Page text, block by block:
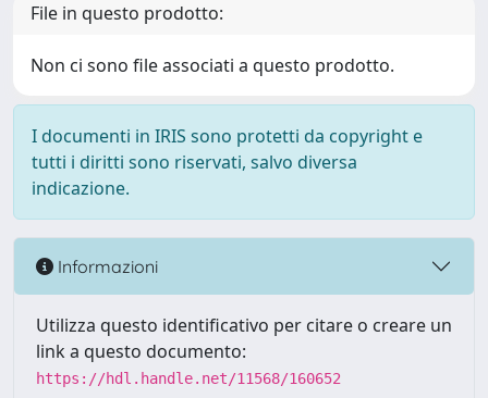
File in questo prodotto:
Non ci sono file associati a questo prodotto.
I documenti in IRIS sono protetti da copyright e
tutti i diritti sono riservati, salvo diversa
indicazione.
Informazioni
Utilizza questo identificativo per citare o creare un
link a questo documento:
https://hdl.handle.net/11568/160652